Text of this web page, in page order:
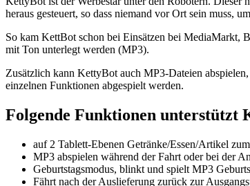
heraus gesteuert, so dass niemand vor Ort sein muss,
So kam KettBot schon bei Einsätzen bei MediaMarkt,
mit Ton unterlegt werden (MP3).
Zusätzlich kann KettyBot auch MP3-Dateien
einzelnen Funktionen abgespielt werden.
Folgende Funktionen unterstützt
auf 2 Tablett-Ebenen Getränke/Essen/Artikel
MP3 abspielen während der Fahrt oder bei der
Geburtstagsmodus, blinkt und spielt MP3
Fährt nach der Auslieferung zurück zur